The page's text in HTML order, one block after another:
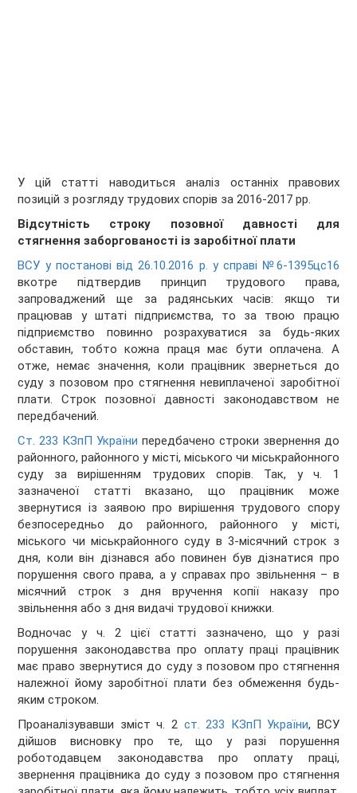
У цій статті наводиться аналіз останніх правових
позицій з розгляду трудових спорів за 2016-2017 рр.
Відсутність строку позовної давності для
стягнення заборгованості із заробітної плати
ВСУ у постанові від 26.10.2016 р. у справі №6-1395цс16
вкотре підтвердив принцип трудового права,
запроваджений ще за радянських часів: якщо ти
працював у штаті підприємства, то за твою працю
підприємство повинно розрахуватися за будь-яких
обставин, тобто кожна праця має бути оплачена. А
отже, немає значення, коли працівник звернеться до
суду з позовом про стягнення невиплаченої заробітної
плати. Строк позовної давності законодавством не
передбачений.
Ст. 233 КЗпП України передбачено строки звернення до
районного, районного у місті, міського чи міськрайонного
суду за вирішенням трудових спорів. Так, у ч. 1
зазначеної статті вказано, що працівник може
звернутися із заявою про вирішення трудового спору
безпосередньо до районного, районного у місті,
міського чи міськрайонного суду в 3-місячний строк з
дня, коли він дізнався або повинен був дізнатися про
порушення свого права, а у справах про звільнення – в
місячний строк з дня вручення копії наказу про
звільнення або з дня видачі трудової книжки.
Водночас у ч. 2 цієї статті зазначено, що у разі
порушення законодавства про оплату праці працівник
має право звернутися до суду з позовом про стягнення
належної йому заробітної плати без обмеження будь-
яким строком.
Проаналізувавши зміст ч. 2 ст. 233 КЗпП України, ВСУ
дійшов висновку про те, що у разі порушення
роботодавцем законодавства про оплату праці,
звернення працівника до суду з позовом про стягнення